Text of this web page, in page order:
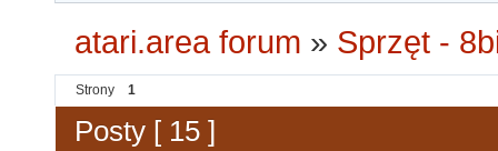
atari.area forum » Sprzęt -
Strony 1
Posty [ 15 ]